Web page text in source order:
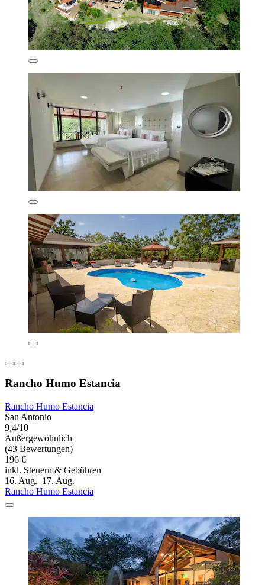
Rancho Humo Estancia
Rancho Humo Estancia
San Antonio
9,4/10
Außergewöhnlich
(43 Bewertungen)
196 €
inkl. Steuern & Gebühren
16. Aug.–17. Aug.
Rancho Humo Estancia